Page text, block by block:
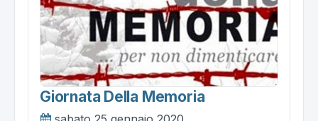
Giornata Della Memoria